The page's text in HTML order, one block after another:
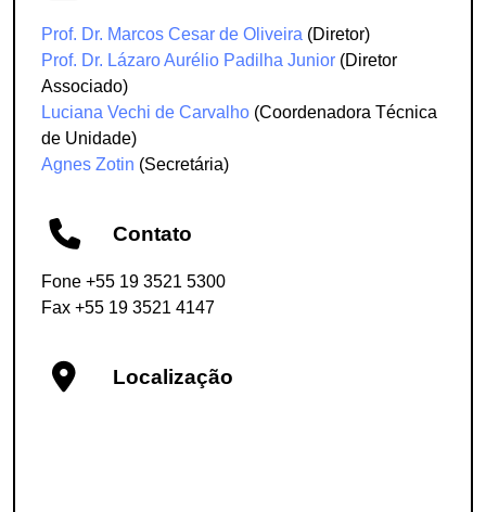
Prof. Dr. Marcos Cesar de Oliveira (Diretor)
Prof. Dr. Lázaro Aurélio Padilha Junior (Diretor
Associado)
Luciana Vechi de Carvalho (Coordenadora Técnica
de Unidade)
Agnes Zotin (Secretária)
Contato
Fone +55 19 3521 5300
Fax +55 19 3521 4147
Localização